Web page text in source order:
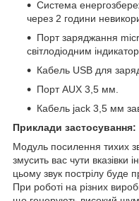
Система
через 2 години
Порт заряджання
світлодіодним
Кабель USB для
Порт AUX 3,5 мм.
Кабель jack 3,5 мм
Приклади застосування:
Модуль посилення тихих
змусить вас чути вказівки
цьому звук пострілу буде
При роботі на різних